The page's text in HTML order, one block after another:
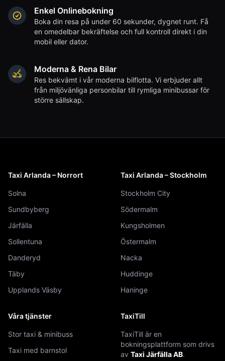
Enkel Onlinebokning
Boka din resa på under 60 sekunder, dygnet runt. Få
en omedelbar bekräftelse och full kontroll direkt i din
mobil eller dator.
Moderna & Rena Bilar
Res bekvämt i vår moderna bilflotta. Vi erbjuder allt
från miljövänliga personbilar till rymliga minibussar för
större sällskap.
Taxi Arlanda – Norrort
Solna
Sundbyberg
Järfälla
Sollentuna
Danderyd
Täby
Upplands Väsby
Taxi Arlanda – Stockholm
Stockholm City
Södermalm
Kungsholmen
Östermalm
Nacka
Huddinge
Haninge
Våra tjänster
Stor taxi & minibuss
Taxi med barnstol
TaxiTill
TaxiTill är en
bokningsplattform som drivs
av Taxi Järfälla AB.